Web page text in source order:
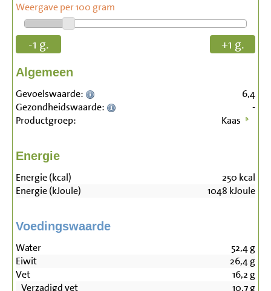
Weergave per 100 gram
-1 g. +1 g.
Algemeen
Gevoelswaarde:
6,4
Gezondheidswaarde:
-
Productgroep:
Kaas
Energie
Energie (kcal) 250 kcal
Energie (kJoule)
1048 kJoule
Voedingswaarde
Water 52,4g
Eiwit
26,4g
Vet
16,2 g
Verzadigd vet
10,7g